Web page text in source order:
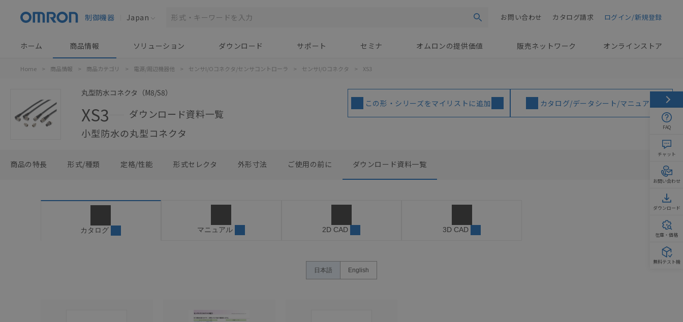
制御機器 Japan 検索 ログイン/新規登録
カタログ請求
お問い合わせ
ホーム 商品情報 ソリューション ダウンロード サポート セミナ オムロンの提供価値 販売ネットワーク オンラインストア
Home > 商品情報 > 商品カテゴリ > 電源/周辺機器他 > センサI/Oコネクタ/センサコントローラ > センサI/Oコネクタ > XS3
丸型防水コネクタ（M8/S8）
XS3
ダウンロード資料一覧
小型防水の丸型コネクタ
この形・シリーズをマイリストに追加 カタログ/データシート/マニュアル
商品の特長 形式/種類 定格/性能 形式セレクタ 外形寸法 ご使用の前に ダウンロード資料一覧
カタログ マニュアル 2D CAD 3D CAD
日本語 English
FAQ
チャット
お問い合わせ
ダウンロード
在庫・価格
無料テスト機